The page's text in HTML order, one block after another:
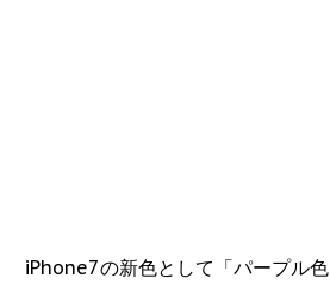
iPhone7の新色として「パープル